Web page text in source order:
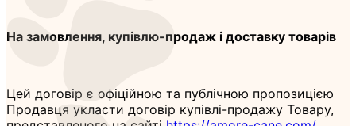
На замовлення, купівлю-продаж і доставку товарів
Цей договір є офіційною та публічною пропозицією
Продавця укласти договір купівлі-продажу Товару,